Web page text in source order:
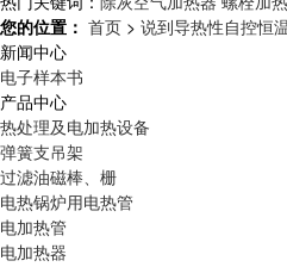
您的位置： 首页 > 说到导热性自控恒
新闻中心
电子样本书
产品中心
热处理及电加热设备
弹簧支吊架
过滤油磁棒、栅
电热锅炉用电热管
电加热管
电加热器